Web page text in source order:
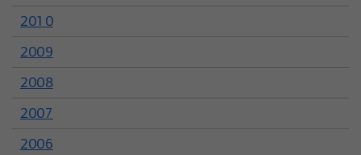
2010
2009
2008
2007
2006